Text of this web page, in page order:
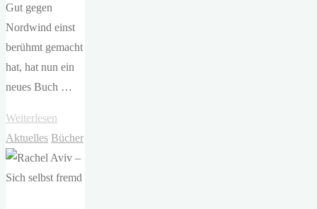
Gut gegen
Nordwind einst
berühmt gemacht
hat, hat nun ein
neues Buch …
Weiterlesen
Glattauer
–
In
Aktuelles Bücher